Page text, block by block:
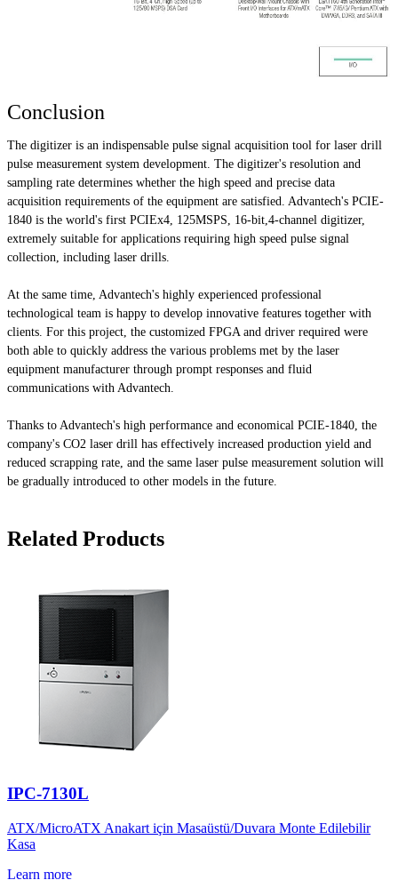
Conclusion
The digitizer is an indispensable pulse signal acquisition tool for laser drill
pulse measurement system development. The digitizer's resolution and
sampling rate determines whether the high speed and precise data
acquisition requirements of the equipment are satisfied. Advantech's PCIE-
1840 is the world's first PCIEx4, 125MSPS, 16-bit,4-channel digitizer,
extremely suitable for applications requiring high speed pulse signal
collection, including laser drills.
At the same time, Advantech's highly experienced professional
technological team is happy to develop innovative features together with
clients. For this project, the customized FPGA and driver required were
both able to quickly address the various problems met by the laser
equipment manufacturer through prompt responses and fluid
communications with Advantech.
Thanks to Advantech's high performance and economical PCIE-1840, the
company's CO2 laser drill has effectively increased production yield and
reduced scrapping rate, and the same laser pulse measurement solution will
be gradually introduced to other models in the future.
Related Products
IPC-7130L
ATX/MicroATX Anakart için Masaüstü/Duvara Monte Edilebilir
Kasa
Learn more